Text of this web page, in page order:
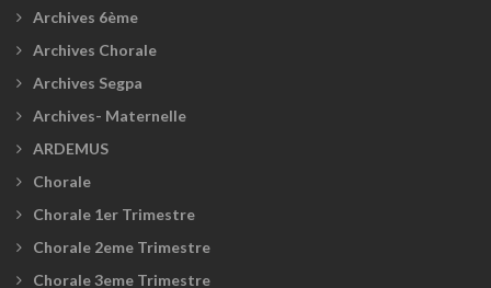
Archives 6ème
Archives Chorale
Archives Segpa
Archives- Maternelle
ARDEMUS
Chorale
Chorale 1er Trimestre
Chorale 2eme Trimestre
Chorale 3eme Trimestre